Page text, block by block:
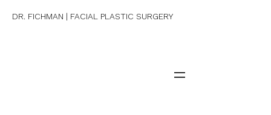
DR. FICHMAN | FACIAL PLASTIC SURGERY